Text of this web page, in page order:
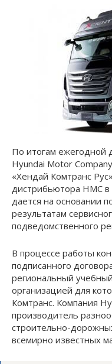
По итогам ежегодной
Hyundai Motor
«Хендай Комтранс
дистрибьютора НМС в
дается на основании
результатам
подведомственного
В процессе работы
подписанного
региональный
организацией для
Комтранс. Компания
производитель
строительно-
всемирно известных